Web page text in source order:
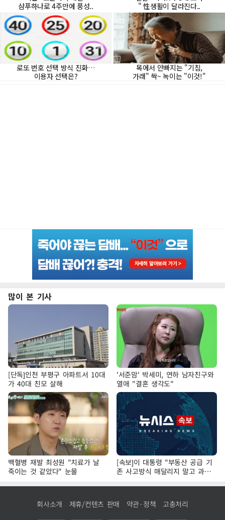
많이 본 기사
[단독]인천 부평구 아파트서 10대
가 40대 친모 살해
'서준맘' 박세미, 연하 남자친구와
열애 "결혼 생각도"
백혈병 재발 최성원 "치료가 날
죽이는 것 같았다" 눈물
[속보]이 대통령 "부동산 공급 기
존 사고방식 매달리지 말고 과감
히 실천"
회사소개 제휴/컨텐츠 판매 약관·정책 고충처리